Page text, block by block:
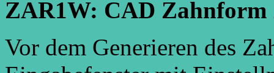
ZAR1W: CAD
Vor dem Generieren des